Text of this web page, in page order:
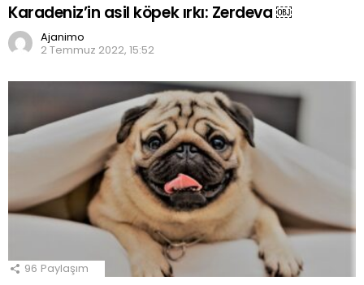
Karadeniz’in asil köpek ırkı: Zerdeva ￼
Ajanimo
2 Temmuz 2022, 15:52
96 Paylaşım